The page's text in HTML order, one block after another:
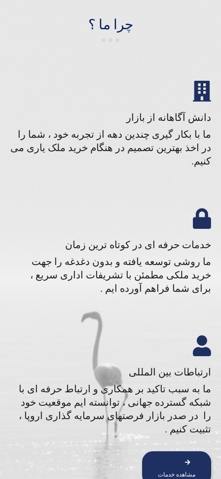
چرا ما ؟
دانش آگاهانه از بازار
ما با بکار گیری چندین دهه از تجربه خود ، شما را
در اخذ بهترین تصمیم در هنگام خرید ملک یاری می
کنیم.
خدمات حرفه ای در کوتاه ترین زمان
ما روشی توسعه یافته و بدون دغدغه را جهت
خرید ملکی مطمئن با تشریفات اداری سریع ،
برای شما فراهم آورده ایم .
ارتباطات بین المللی
ما به سبب تاکید بر همکاری و ارتباط حرفه ای با
شبکه گسترده جهانی ، توانسته ایم موقعیت خود
را در صدر بازار فرصتهای سرمایه گذاری اروپا ،
تثبیت کنیم .
مشاهده خدمات